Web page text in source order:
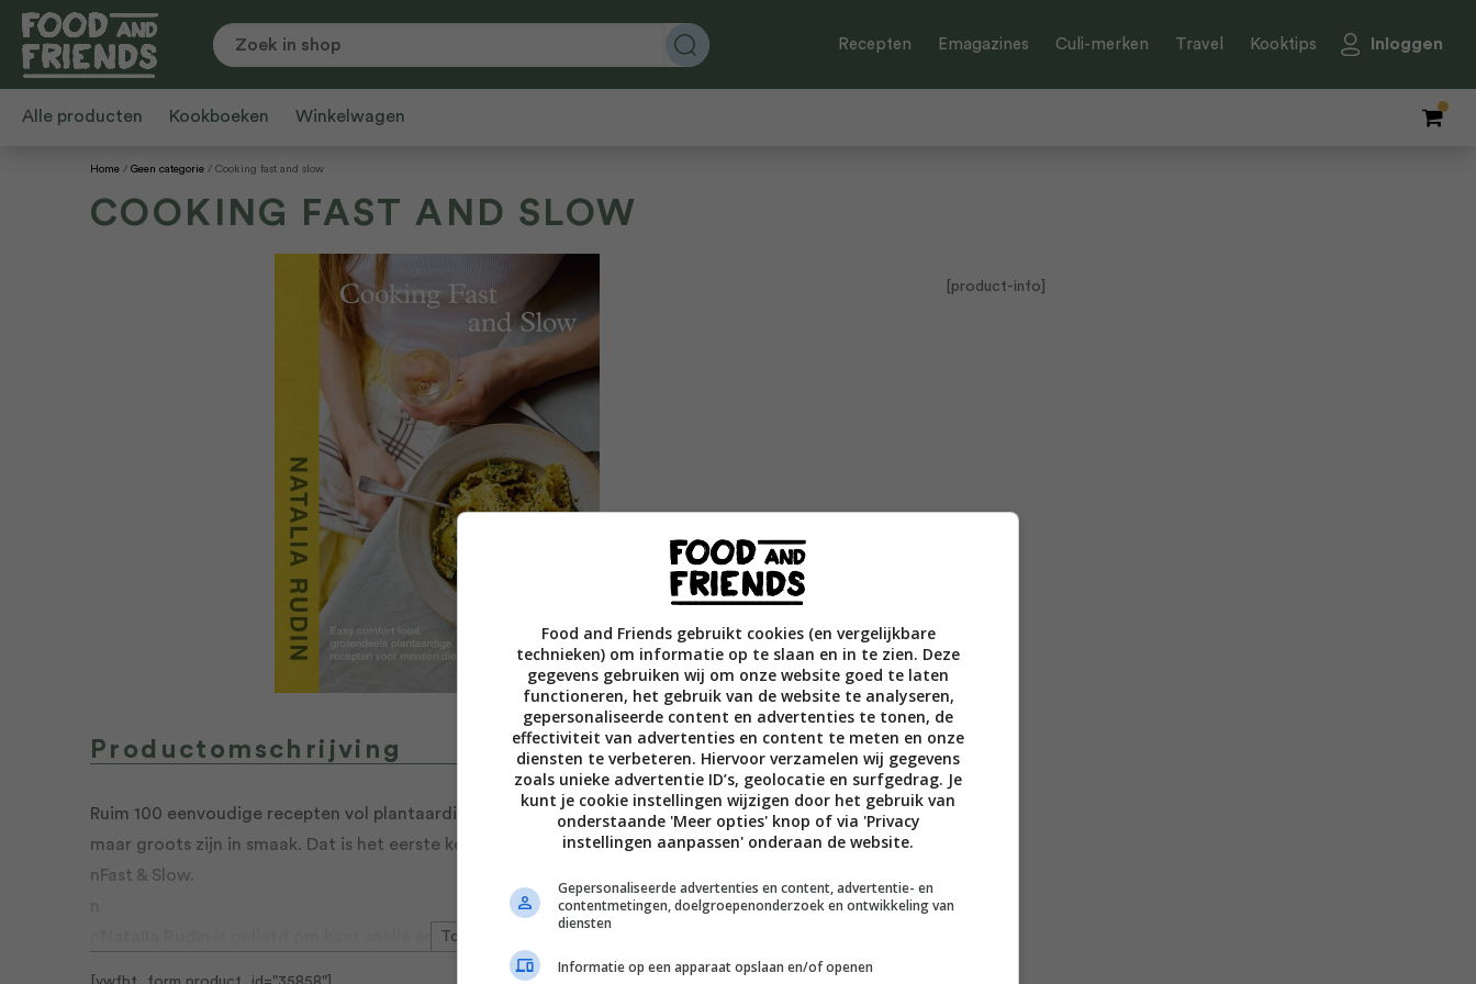
Recepten Emagazines Culi-merken Travel Kooktips Inloggen
Alle producten Kookboeken Winkelwagen
Home Geen categorie Cooking fast and slow
COOKING FAST AND SLOW
Productomschrijving
Ruim 100 eenvoudige recepten vol plantaardige ingrediënten die weinig inspanning vereisen
maar groots zijn in smaak. Dat is het eerste kookboek van Natalia Rudin: Cooking
nFast & Slow.
is geliefd om haar snelle en heerlijke recepten, die ze na een lange werkdag in
elkaar draait. Daarmee heeft ze een indrukwekkend kookboek samengesteld, vol met haar
Toon meer
[product-info]
Food and Friends gebruikt cookies (en vergelijkbare
technieken) om informatie op te slaan en in te zien. Deze
gegevens gebruiken wij om onze website goed te laten
functioneren, het gebruik van de website te analyseren,
gepersonaliseerde content en advertenties te tonen, de
effectiviteit van advertenties en content te meten en onze
diensten te verbeteren. Hiervoor verzamelen wij gegevens
zoals unieke advertentie ID’s, geolocatie en surfgedrag. Je
kunt je cookie instellingen wijzigen door het gebruik van
onderstaande 'Meer opties' knop of via 'Privacy
instellingen aanpassen' onderaan de website.
Gepersonaliseerde advertenties en content, advertentie- en
contentmetingen, doelgroepenonderzoek en ontwikkeling van
diensten
Informatie op een apparaat opslaan en/of openen